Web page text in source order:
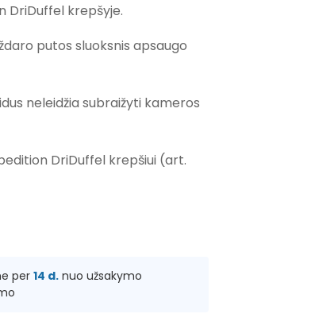
DriDuffel krepšyje.
putos sluoksnis apsaugo
neleidžia subraižyti kameros
DriDuffel krepšiui (art.
per14 d. nuo užsakymo